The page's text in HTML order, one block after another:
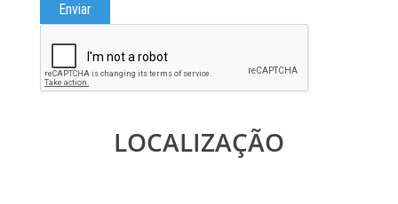
Enviar
LOCALIZAÇÃO